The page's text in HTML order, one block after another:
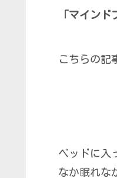
「マイン
こちらの記
ベッドに入
なか眠れな